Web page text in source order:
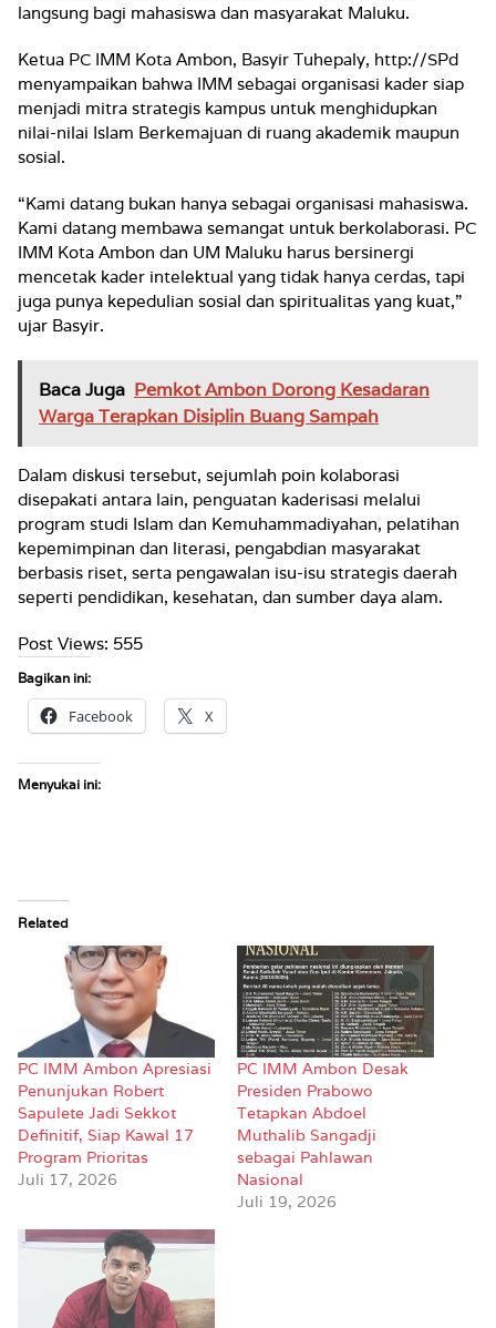
langsung bagi mahasiswa dan masyarakat Maluku.
Ketua PC IMM Kota Ambon, Basyir Tuhepaly, http://SPd
menyampaikan bahwa IMM sebagai organisasi kader siap
menjadi mitra strategis kampus untuk menghidupkan
nilai-nilai Islam Berkemajuan di ruang akademik maupun
sosial.
“Kami datang bukan hanya sebagai organisasi mahasiswa.
Kami datang membawa semangat untuk berkolaborasi. PC
IMM Kota Ambon dan UM Maluku harus bersinergi
mencetak kader intelektual yang tidak hanya cerdas, tapi
juga punya kepedulian sosial dan spiritualitas yang kuat,”
ujar Basyir.
Baca Juga Pemkot Ambon Dorong Kesadaran
Warga Terapkan Disiplin Buang Sampah
Dalam diskusi tersebut, sejumlah poin kolaborasi
disepakati antara lain, penguatan kaderisasi melalui
program studi Islam dan Kemuhammadiyahan, pelatihan
kepemimpinan dan literasi, pengabdian masyarakat
berbasis riset, serta pengawalan isu-isu strategis daerah
seperti pendidikan, kesehatan, dan sumber daya alam.
Post Views: 555
Bagikan ini:
Facebook X
Menyukai ini:
Related
PC IMM Ambon Apresiasi
Penunjukan Robert
Sapulete Jadi Sekkot
Definitif, Siap Kawal 17
Program Prioritas
Juli 17, 2026
PC IMM Ambon Desak
Presiden Prabowo
Tetapkan Abdoel
Muthalib Sangadji
sebagai Pahlawan
Nasional
Juli 19, 2026